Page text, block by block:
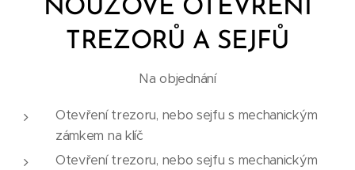
NOUZOVÉ OTEVŘENÍ
TREZORŮ A SEJFŮ
Na objednání
Otevření trezoru, nebo sejfu s mechanickým
zámkem na klíč
Otevření trezoru, nebo sejfu s mechanickým